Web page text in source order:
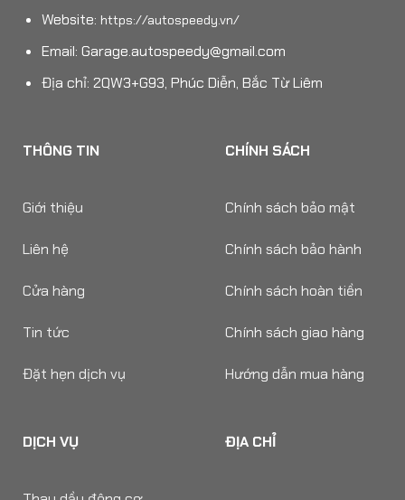
Website: https://autospeedy.vn/
Email: Garage.autospeedy@gmail.com
Địa chỉ: 2QW3+G93, Phúc Diễn, Bắc Từ Liêm
THÔNG TIN
Giới thiệu
Liên hệ
Cửa hàng
Tin tức
Đặt hẹn dịch vụ
CHÍNH SÁCH
Chính sách bảo mật
Chính sách bảo hành
Chính sách hoàn tiền
Chính sách giao hàng
Hướng dẫn mua hàng
DỊCH VỤ ĐỊA CHỈ